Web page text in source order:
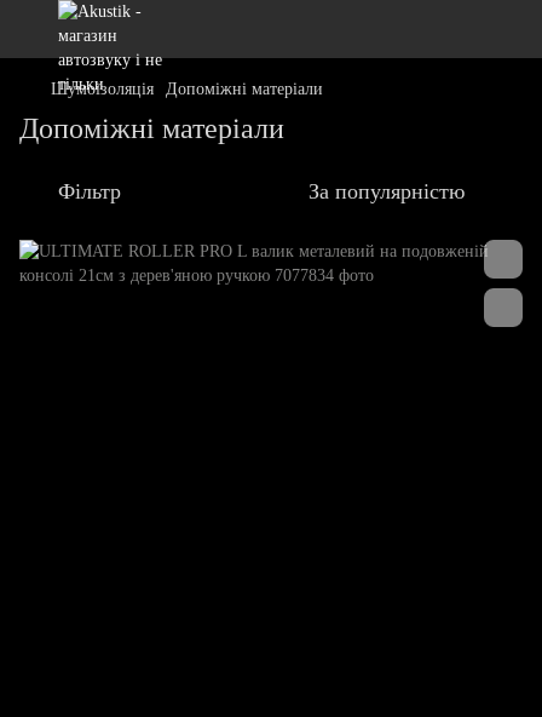
Шумоізоляція Допоміжні матеріали
Допоміжні матеріали
Фільтр За популярністю